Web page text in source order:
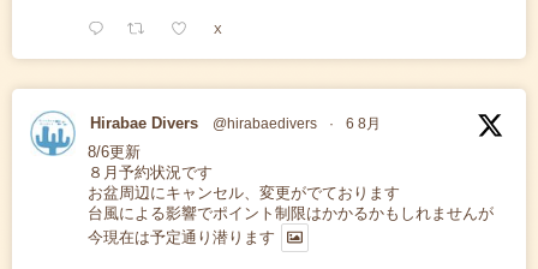
X
Hirabae Divers @hirabaedivers · 6 8月
8/6更新
８月予約状況です
お盆周辺にキャンセル、変更がでております
台風による影響でポイント制限はかかるかもしれませんが
今現在は予定通り潜ります